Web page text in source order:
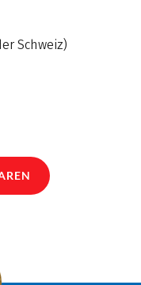
Schweiz)